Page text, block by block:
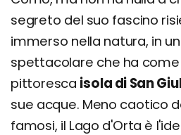
segreto del suo fascino
immerso nella natura, in
spettacolare che ha come
pittoresca isola di San
sue acque. Meno caotico
famosi, il Lago d'Orta è